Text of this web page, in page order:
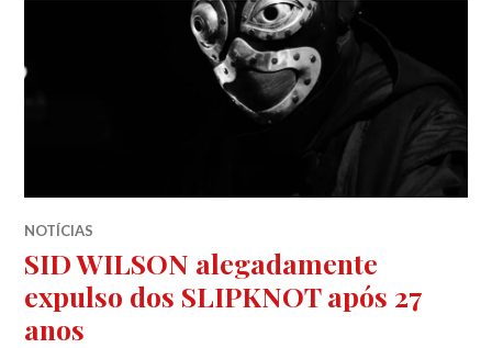
NOTÍCIAS
SID WILSON alegadamente
expulso dos SLIPKNOT após 27
anos